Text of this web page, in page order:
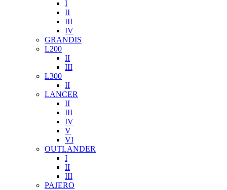
I
II
III
IV
GRANDIS
L200
II
III
L300
II
LANCER
II
III
IV
V
VI
OUTLANDER
I
II
III
PAJERO